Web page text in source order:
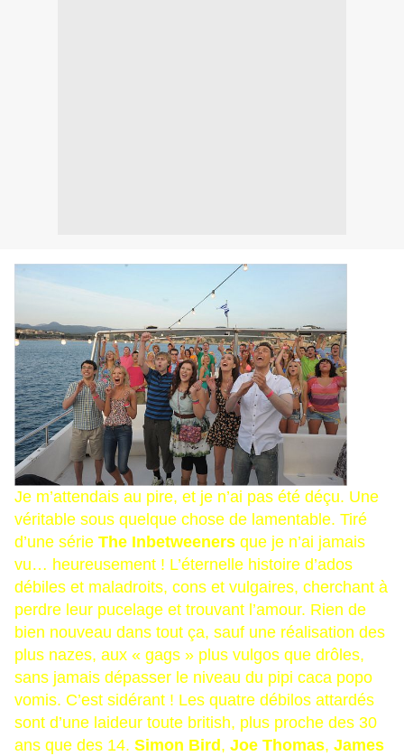
Je m’attendais au pire, et je n’ai pas été déçu. Une
véritable sous quelque chose de lamentable. Tiré
d’une série The Inbetweeners que je n’ai jamais
vu… heureusement ! L’éternelle histoire d’ados
débiles et maladroits, cons et vulgaires, cherchant à
perdre leur pucelage et trouvant l’amour. Rien de
bien nouveau dans tout ça, sauf une réalisation des
plus nazes, aux « gags » plus vulgos que drôles,
sans jamais dépasser le niveau du pipi caca popo
vomis. C’est sidérant ! Les quatre débilos attardés
sont d’une laideur toute british, plus proche des 30
ans que des 14. Simon Bird , Joe Thomas, James